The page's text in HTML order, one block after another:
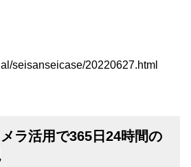
seisanseicase/20220627.html
ラ活用で365日24時間の